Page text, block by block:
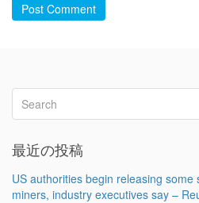
Post Comment
最近の投稿
US authorities begin releasing
miners, industry executives say –